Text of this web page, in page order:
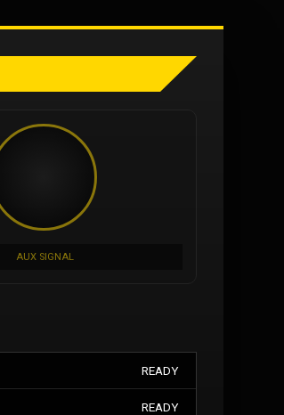
AUX SIGNAL
READY
READY